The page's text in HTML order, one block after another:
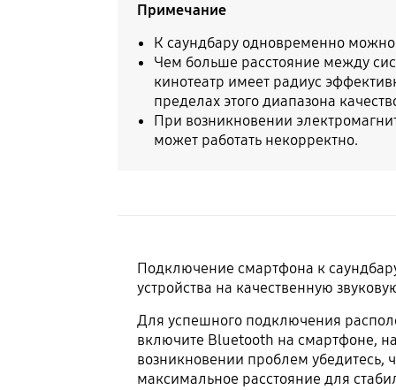
Примечание
К саундбару одновременно
Чем больше расстояние между
кинотеатр имеет радиус
пределах этого диапазона
При возникновении
может работать некорректно.
Подключение смартфона к
устройства на качественную
Для успешного подключения
включите Bluetooth на смартфоне,
возникновении проблем убедитесь,
максимальное расстояние для